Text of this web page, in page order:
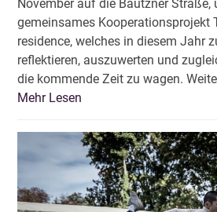
November auf die Bautzner Straße,
gemeinsames Kooperationsprojekt
residence, welches in diesem Jahr
reflektieren, auszuwerten und
die kommende Zeit zu wagen.
Mehr Lesen